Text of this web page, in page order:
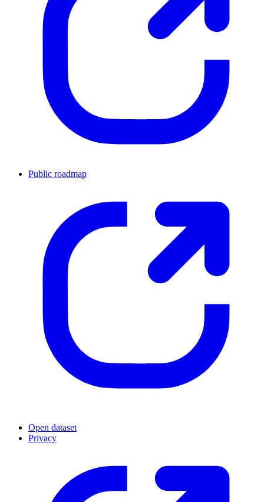
Public roadmap
Open dataset
Privacy